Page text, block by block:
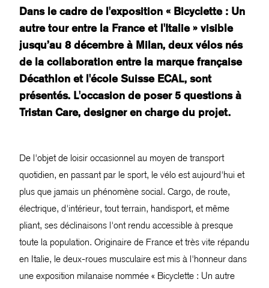
Dans le cadre de l'exposition « Bicyclette : Un
autre tour entre la France et l'Italie » visible
jusqu’au 8 décembre à Milan, deux vélos nés
de la collaboration entre la marque française
Décathlon et l'école Suisse ECAL, sont
présentés. L'occasion de poser 5 questions à
Tristan Care, designer en charge du projet.
De l'objet de loisir occasionnel au moyen de transport
quotidien, en passant par le sport, le vélo est aujourd'hui et
plus que jamais un phénomène social. Cargo, de route,
électrique, d'intérieur, tout terrain, handisport, et même
pliant, ses déclinaisons l'ont rendu accessible à presque
toute la population. Originaire de France et très vite répandu
en Italie, le deux-roues musculaire est mis à l'honneur dans
une exposition milanaise nommée « Bicyclette : Un autre